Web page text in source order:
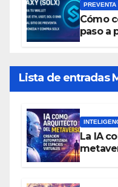
PREVENTA
Cómo
paso a
Lista de entradas
La IA